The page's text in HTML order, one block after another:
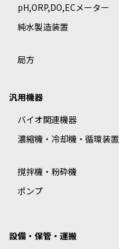
pH,ORP,DO,ECメーター
純水製造装置
局方
汎用機器
バイオ関連機器
濃縮機・冷却機・循環装置
撹拌機・粉砕機
ポンプ
設備・保管・運搬